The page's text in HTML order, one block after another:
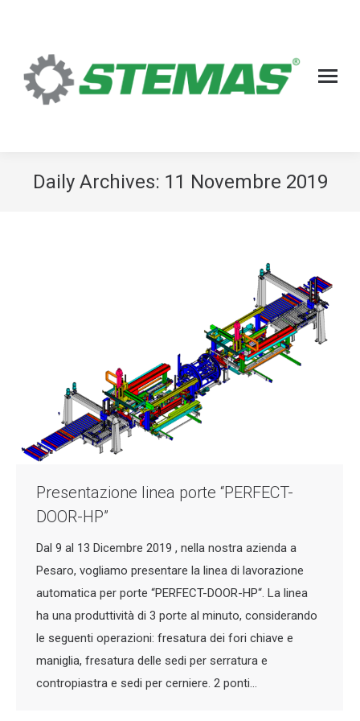
Daily Archives: 11 Novembre 2019
Presentazione linea porte “PERFECT-
DOOR-HP”
Dal 9 al 13 Dicembre 2019 , nella nostra azienda a
Pesaro, vogliamo presentare la linea di lavorazione
automatica per porte “PERFECT-DOOR-HP“. La linea
ha una produttività di 3 porte al minuto, considerando
le seguenti operazioni: fresatura dei fori chiave e
maniglia, fresatura delle sedi per serratura e
contropiastra e sedi per cerniere. 2 ponti…